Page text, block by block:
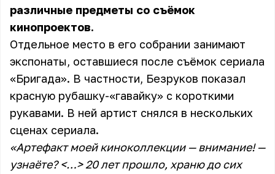
различные предметы со съёмок
кинопроектов.
Отдельное место в его собрании занимают
экспонаты, оставшиеся после съёмок сериала
«Бригада». В частности, Безруков показал
красную рубашку-«гавайку» с короткими
рукавами. В ней артист снялся в нескольких
сценах сериала.
«Артефакт моей киноколлекции — внимание! —
узнаёте? <…> 20 лет прошло, храню до сих